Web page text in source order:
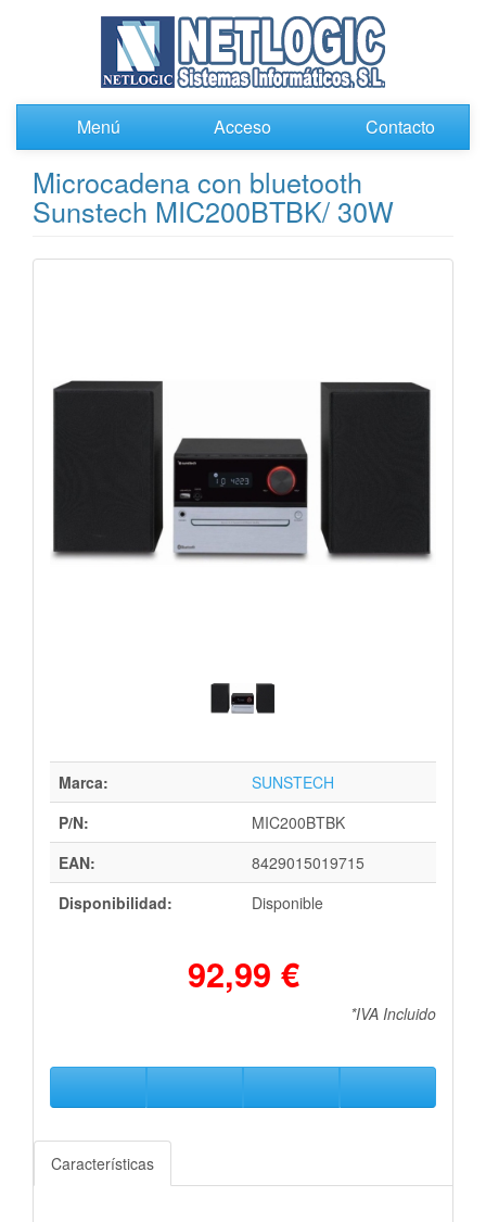
Menú Acceso Contacto
Microcadena con bluetooth
Sunstech MIC200BTBK/ 30W
Marca:
SUNSTECH
P/N:
MIC200BTBK
EAN:
8429015019715
Disponibilidad:
Disponible
92,99 €
*IVA Incluido
Características